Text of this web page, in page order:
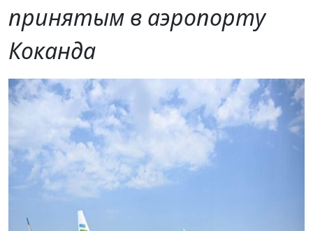
принятым в аэропорту
Коканда